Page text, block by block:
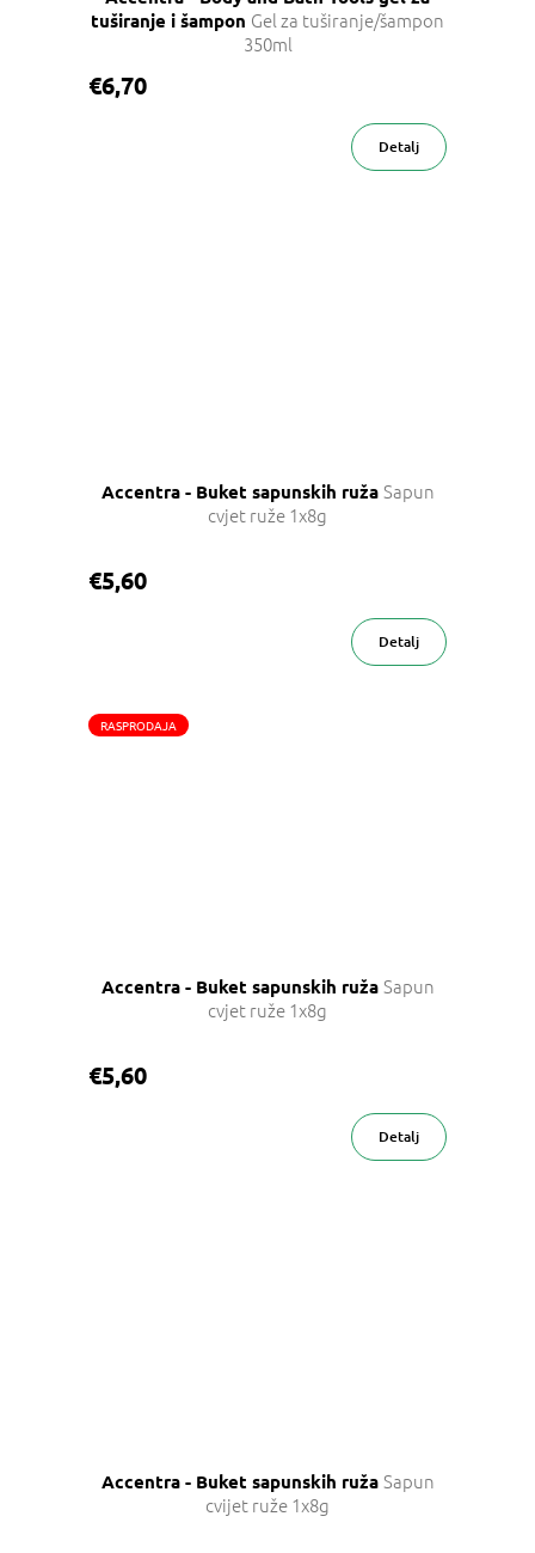
tuširanje i šampon Gel za tuširanje/šampon
350ml
€6,70
Detalj
Accentra - Buket sapunskih ruža Sapun
cvjet ruže 1x8g
€5,60
Detalj
RASPRODAJA
Accentra - Buket sapunskih ruža Sapun
cvjet ruže 1x8g
€5,60
Detalj
Accentra - Buket sapunskih ruža Sapun
cvijet ruže 1x8g